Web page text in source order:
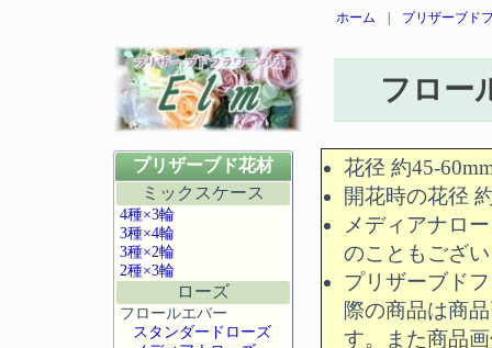
ホーム プリザーブド
フロー
花径 約45-
開花時の花径
メディアナロ
のこともござ
プリザーブド
際の商品は商
す。また商品
プリザーブド花材
ミックスケース
4種×3輪
3種×4輪
3種×2輪
2種×3輪
ローズ
フロールエバー
スタンダードローズ